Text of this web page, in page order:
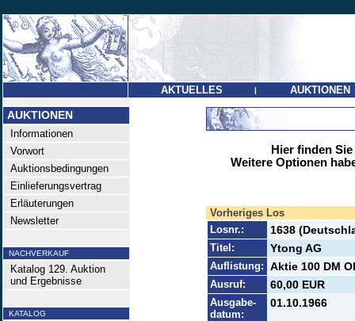
AKTUELLES | AUKTIONEN
AUKTIONEN
Informationen
Vorwort
Auktionsbedingungen
Einlieferungsvertrag
Erläuterungen
Newsletter
NACHVERKAUF
Katalog 129. Auktion
und Ergebnisse
KATALOG
Hier finden
Weitere Optionen
Vorheriges Los
Losnr.:
1638
Titel: Ytong AG
Auflistung: Aktie 100 DM
Ausruf: 60,00 EUR
Ausgabe-
datum:
01.10.1966